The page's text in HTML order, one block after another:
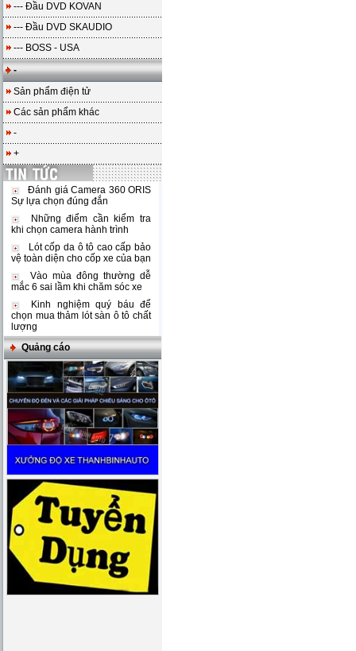
--- Đầu DVD KOVAN
--- Đầu DVD SKAUDIO
--- BOSS - USA
-
Sản phẩm điện tử
Các sản phẩm khác
-
+
Đánh giá Camera 360 ORIS
Sự lựa chọn đúng đắn
Những điểm cần kiểm tra
khi chọn camera hành trình
Lót cốp da ô tô cao cấp bảo
vệ toàn diện cho cốp xe của bạn
Vào mùa đông thường dễ
mắc 6 sai lầm khi chăm sóc xe
Kinh nghiệm quý báu để
chọn mua thảm lót sàn ô tô chất
lượng
Quảng cáo